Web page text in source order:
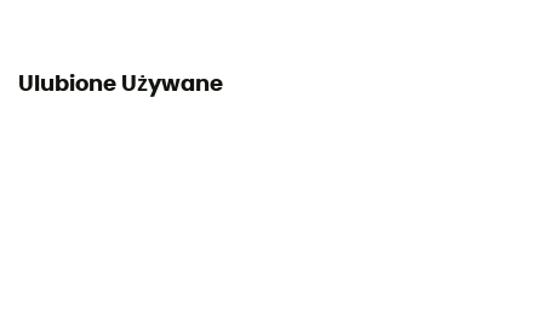
Ulubione Używane